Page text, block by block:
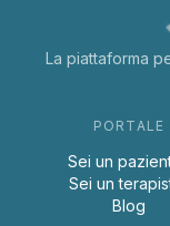
La piattaforma
PORTALE
Sei un
Sei un
Blog